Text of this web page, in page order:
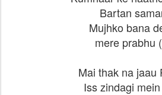
Bartan
Mujhko bana
mere prabhu
Mai thak na jaau
Iss zindagi